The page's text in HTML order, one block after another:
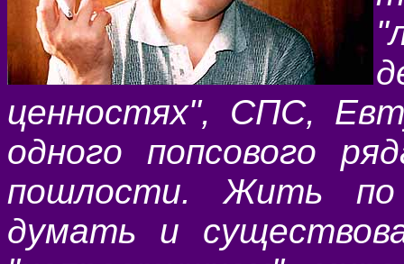
ценностях", СПС,
одного попсового
пошлости. Жить
думать и